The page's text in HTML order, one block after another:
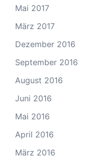
Mai 2017
März 2017
Dezember 2016
September 2016
August 2016
Juni 2016
Mai 2016
April 2016
März 2016